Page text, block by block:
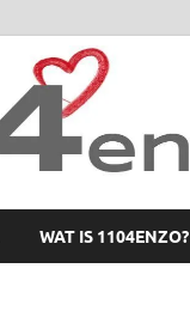
WAT IS 1104ENZO?